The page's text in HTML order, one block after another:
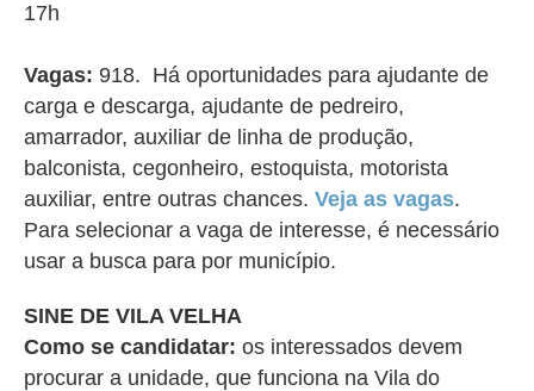
17h
Vagas: 918. Há oportunidades para ajudante de
carga e descarga, ajudante de pedreiro,
amarrador, auxiliar de linha de produção,
balconista, cegonheiro, estoquista, motorista
auxiliar, entre outras chances. Veja as vagas.
Para selecionar a vaga de interesse, é necessário
usar a busca para por município.
SINE DE VILA VELHA
Como se candidatar: os interessados devem
procurar a unidade, que funciona na Vila do